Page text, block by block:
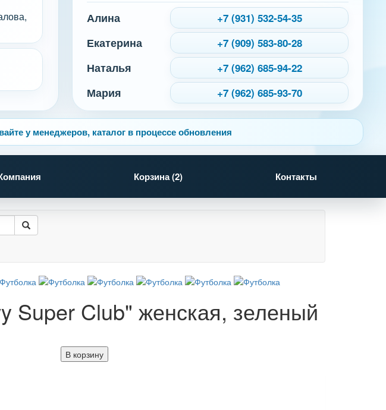
Алина +7 (931) 532-54-35
Екатерина +7 (909) 583-80-28
Наталья +7 (962) 685-94-22
Мария +7 (962) 685-93-70
у менеджеров, каталог в процессе обновления
Корзина (2) Контакты
Super Club" женская, зеленый
В корзину